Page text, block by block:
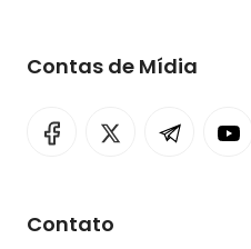
Contas de Mídia
Contato